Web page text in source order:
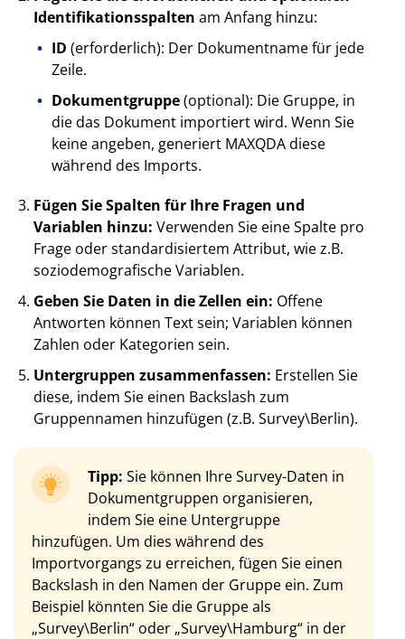
Identifikationsspalten am Anfang hinzu:
ID (erforderlich): Der Dokumentname für jede
Zeile.
Dokumentgruppe(optional): Die Gruppe, in
die das Dokument importiert wird. Wenn Sie
keine angeben, generiert MAXQDA diese
während des Imports.
Fügen Sie Spalten für Ihre Fragen und
Variablen hinzu: Verwenden Sie eine Spalte pro
Frage oder standardisiertem Attribut, wie z.B.
soziodemografische Variablen.
Geben Sie Daten in die Zellen ein: Offene
Antworten können Text sein; Variablen können
Zahlen oder Kategorien sein.
Untergruppen zusammenfassen: Erstellen Sie
diese, indem Sie einen Backslash zum
Gruppennamen hinzufügen (z.B. Survey\Berlin).
Tipp: Sie können Ihre Survey-Daten in
Dokumentgruppen organisieren,
indem Sie eine Untergruppe
hinzufügen. Um dies während des
Importvorgangs zu erreichen, fügen Sie einen
Backslash in den Namen der Gruppe ein. Zum
Beispiel könnten Sie die Gruppe als
„Survey\Berlin“ oder „Survey\Hamburg“ in der